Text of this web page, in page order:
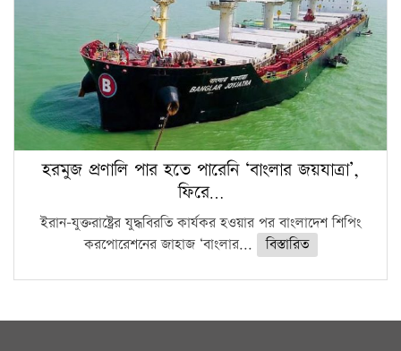
হরমুজ প্রণালি পার হতে পারেনি ‘বাংলার জয়যাত্রা’,
ফিরে…
ইরান-যুক্তরাষ্ট্রের যুদ্ধবিরতি কার্যকর হওয়ার পর বাংলাদেশ শিপিং
করপোরেশনের জাহাজ ‘বাংলার...
বিস্তারিত